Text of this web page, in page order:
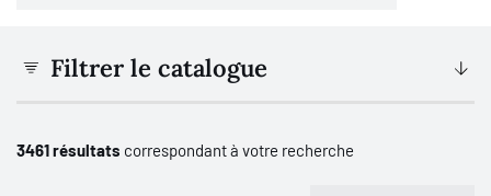
Filtrer le catalogue
3461 résultats correspondant à votre recherche